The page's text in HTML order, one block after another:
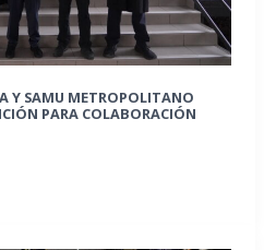
Y SAMU METROPOLITANO
PARA COLABORACIÓN